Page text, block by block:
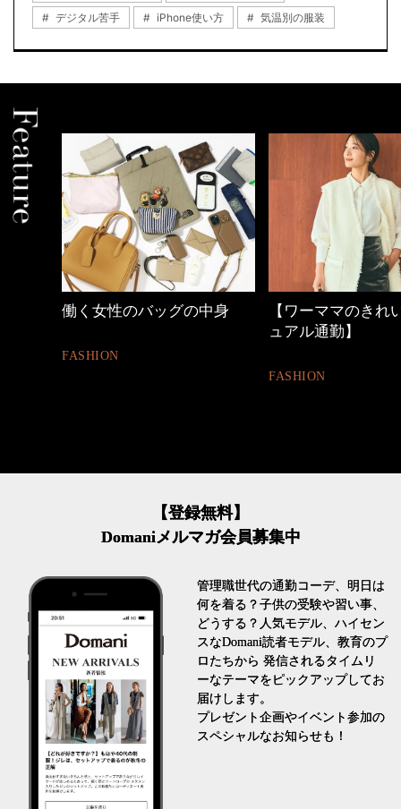
デジタル苦手
iPhone使い方 気温別の服装
働く女性のバッグの中身
FASHION
【ワーママのきれ
ュアル通勤】
FASHION
【登録無料】
Domaniメルマガ会員募集中
管理職世代の通勤コーデ、明日は
何を着る？子供の受験や習い事、
どうする？人気モデル、ハイセン
スなDomani読者モデル、教育のプ
ロたちから 発信されるタイムリ
ーなテーマをピックアップしてお
届けします。
プレゼント企画やイベント参加の
スペシャルなお知らせも！